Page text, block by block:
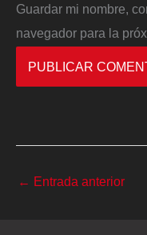
Guardar mi nombre,
navegador para la
← Entrada anterior